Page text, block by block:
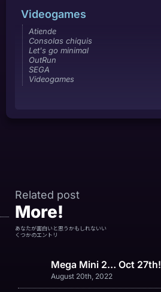
Videogames
Atiende
Consolas chiquis
Let's go minimal
OutRun
SEGA
Videogames
Related post
More!
あなたが面白いと思うかもしれないい
くつかのエントリ
Mega Mini 2… Oct 27th!
August 20th, 2022